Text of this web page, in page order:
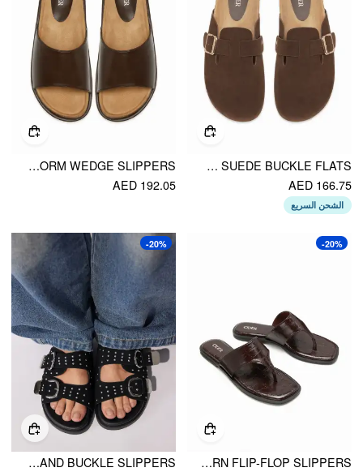
FAUX SUEDE BUCKLE FLATS
AED 166.75
الشحن السريع
PLATFORM WEDGE SLIPPERS
AED 192.05
-20%
CROCODILE PATTERN FLIP-FLOP SLIPPERS
-20%
STUDDED DOUBLE BAND BUCKLE SLIPPERS